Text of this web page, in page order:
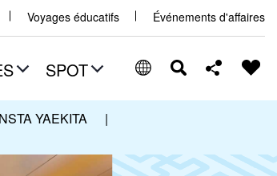
Voyages éducatifs Événements d'affaires
SPOT
YAEKITA
|